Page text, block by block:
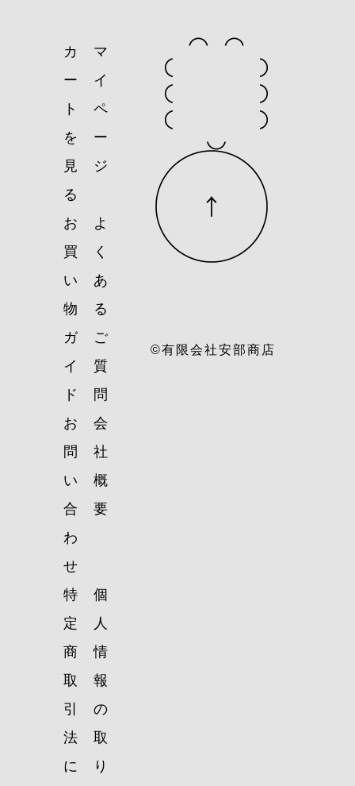
カ
ー
ト
を
見
る
マ
イ
ペ
ー
ジ
お
買
い
物
ガ
イ
ド
よ
く
あ
る
ご
質
問
お
問
い
合
わ
せ
会
社
概
要
特
定
商
取
引
法
に
個
人
情
報
の
取
り
©有限会社安部商店